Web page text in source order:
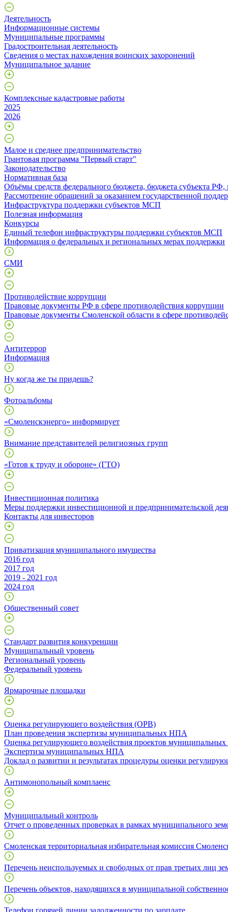
Деятельность
Информационные системы
Муниципальные программы
Градостроительная деятельность
Сведения о местах нахождения воинских захоронений
Муниципальное задание
Комплексные кадастровые работы
2025
2026
Малое и среднее предпринимательство
Грантовая программа "Первый старт"
Законодательство
Нормативная база
Объёмы средств федерального бюджета, бюджета субъекта
Рассмотрение обращений за оказанием государственной
Инфраструктура поддержки субъектов МСП
Полезная информация
Конкурсы
Единый телефон инфраструктуры поддержки субъектов МСП
Информация о федеральных и региональных мерах поддержки
СМИ
Противодействие коррупции
Правовые документы РФ в сфере противодействия коррупции
Правовые документы Смоленской области в сфере
Антитеррор
Информация
Ну когда же ты придешь?
Фотоальбомы
«Смоленскэнерго» информирует
Внимание представителей религиозных групп
«Готов к труду и обороне» (ГТО)
Инвестиционная политика
Меры поддержки инвестиционной и предпринимательской
Контакты для инвесторов
Приватизация муниципального имущества
2016 год
2017 год
2019 - 2021 год
2024 год
Общественный совет
Стандарт развития конкуренции
Муниципальный уровень
Региональный уровень
Федеральный уровень
Ярмарочные площадки
Оценка регулирующего воздействия (ОРВ)
План проведения экспертизы муниципальных НПА
Оценка регулирующего воздействия проектов
Экспертиза муниципальных НПА
Доклад о развитии и результатах процедуры оценки
Антимонопольный комплаенс
Муниципальный контроль
Отчет о проведенных проверках в рамках муниципального
Смоленская территориальная избирательная комиссия
Перечень неиспользуемых и свободных от прав третьих лиц
Перечень объектов, находящихся в муниципальной
Телефон горячей линии задолженности по зарплате